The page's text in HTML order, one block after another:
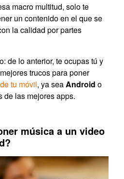
macro multitud, solo te
un contenido en el que se
la calidad por partes
de lo anterior, te ocupas tú y
trucos para poner
tu móvil, ya seaAndroid o
de las mejores apps.
música a un video